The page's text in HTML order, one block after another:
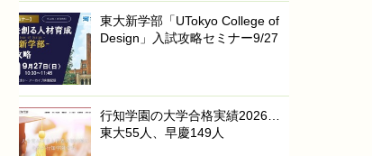
東大新学部「UTokyo College of
Design」入試攻略セミナー9/27
行知学園の大学合格実績2026…
東大55人、早慶149人